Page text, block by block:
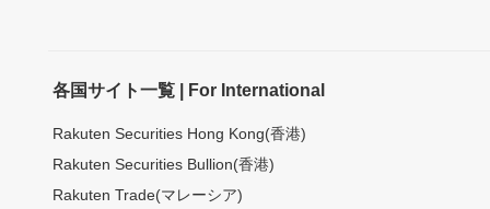
各国サイト一覧 | For International
Rakuten Securities Hong Kong(香港)
Rakuten Securities Bullion(香港)
Rakuten Trade(マレーシア)